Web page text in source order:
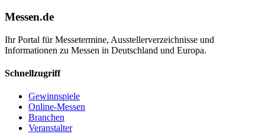
Messen.de
Ihr Portal für Messetermine, Ausstellerverzeichnisse und
Informationen zu Messen in Deutschland und Europa.
Schnellzugriff
Gewinnspiele
Online-Messen
Branchen
Veranstalter